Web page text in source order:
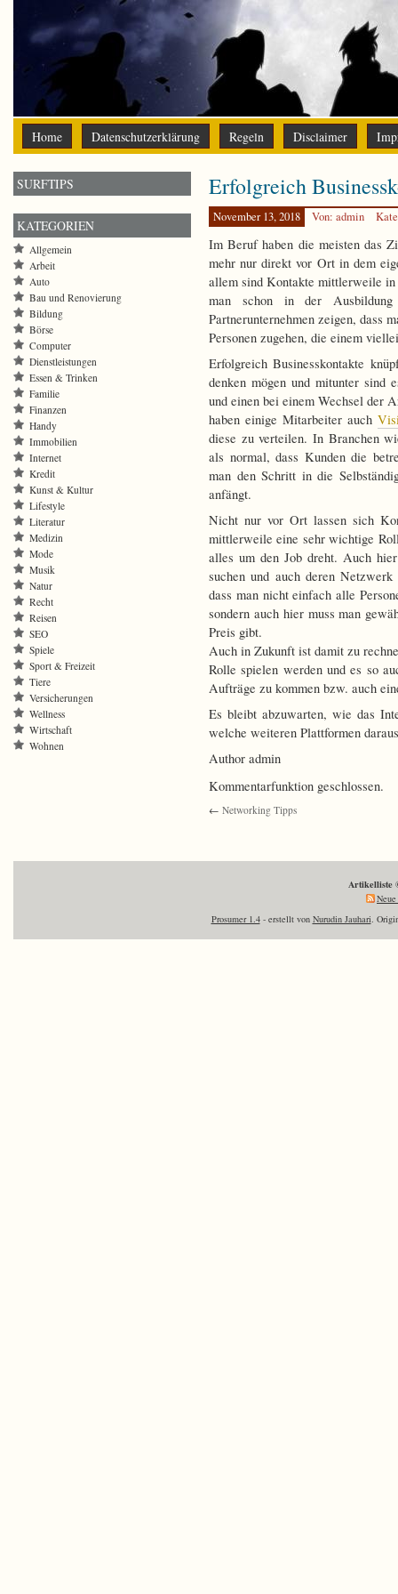
Home Datenschutzerklärung Regeln Disclaimer
Erfolgreich
November 13, 2018 Von: admin
Im Beruf haben die meisten das
mehr nur direkt vor Ort in dem
allem sind Kontakte mittlerweile
man schon in der
Partnerunternehmen zeigen, dass
Personen zugehen, die einem
Erfolgreich Businesskontakte
denken mögen und mitunter sind
und einen bei einem Wechsel der
haben einige Mitarbeiter auch
diese zu verteilen. In Branchen
als normal, dass Kunden die
man den Schritt in die
anfängt.
Nicht nur vor Ort lassen sich
mittlerweile eine sehr wichtige
alles um den Job dreht. Auch
suchen und auch deren
dass man nicht einfach alle
sondern auch hier muss man
Preis gibt.
Auch in Zukunft ist damit zu
Rolle spielen werden und es so
Aufträge zu kommen bzw. auch
Es bleibt abzuwarten, wie das
welche weiteren Plattformen
Author admin
Kommentarfunktion geschlossen.
← Networking Tipps
SURFTIPS
KATEGORIEN
Allgemein
Arbeit
Auto
Bau und Renovierung
Bildung
Börse
Computer
Dienstleistungen
Essen & Trinken
Familie
Finanzen
Handy
Immobilien
Internet
Kredit
Kunst & Kultur
Lifestyle
Literatur
Medizin
Mode
Musik
Natur
Recht
Reisen
SEO
Spiele
Sport & Freizeit
Tiere
Versicherungen
Wellness
Wirtschaft
Wohnen
Artikelliste
Prosumer 1.4- erstellt von Nurudin Jauhari.